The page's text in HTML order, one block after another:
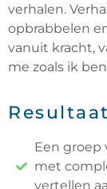
verhalen.
opbrabbelen
vanuit kracht,
me zoals ik
Resultaat
Een groep
met
vertellen